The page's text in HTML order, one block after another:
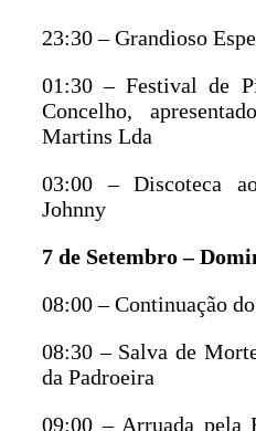
23:30 – Grandioso
01:30 – Festival de
Concelho,
Martins Lda
03:00 – Discoteca
Johnny
7 de Setembro –
08:00 – Continuação
08:30 – Salva de
da Padroeira
09:00 – Arruada pela